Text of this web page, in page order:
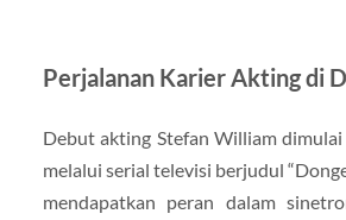
Perjalanan Karier Akting di
Debut akting Stefan Williamdimulai
melalui serial televisi berjudul
mendapatkan peran dalam